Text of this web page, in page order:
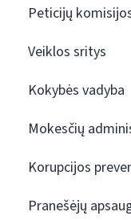
Peticijų
Veiklos sritys
Kokybės vadyba
Mokesčių
Korupcijos
Pranešėjų